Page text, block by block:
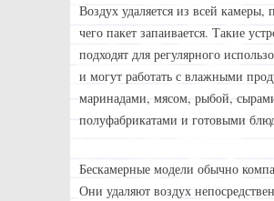
Воздух удаляется из всей камеры,
чего пакет запаивается. Такие
подходят для регулярного
и могут работать с влажными
маринадами, мясом, рыбой,
полуфабрикатами и готовыми
Бескамерные модели обычно
Они удаляют воздух